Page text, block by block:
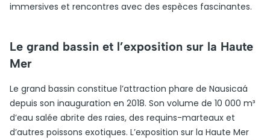
immersives et rencontres avec des espèces fascinantes.
Le grand bassin et l’exposition sur la Haute
Mer
Le grand bassin constitue l’attraction phare de Nausicaá
depuis son inauguration en 2018. Son volume de 10 000 m³
d’eau salée abrite des raies, des requins-marteaux et
d’autres poissons exotiques. L’exposition sur la Haute Mer